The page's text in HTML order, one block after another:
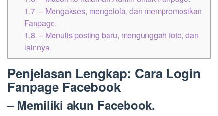
1.7. – Mengakses, mengelola, dan mempromosikan
Fanpage.
1.8. – Menulis posting baru, mengunggah foto, dan
lainnya.
Penjelasan Lengkap: Cara Login
Fanpage Facebook
– Memiliki akun Facebook.